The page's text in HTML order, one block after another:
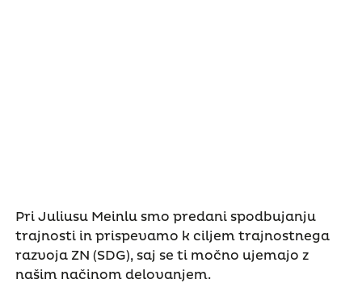
Pri Juliusu Meinlu smo predani spodbujanju
trajnosti in prispevamo k ciljem trajnostnega
razvoja ZN (SDG), saj se ti močno ujemajo z
našim načinom delovanjem.